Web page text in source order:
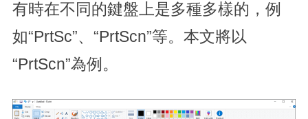
有時在不同的鍵盤上是多種多樣的，例
如“PrtSc”、“PrtScn”等。本文將以
“PrtScn”為例。